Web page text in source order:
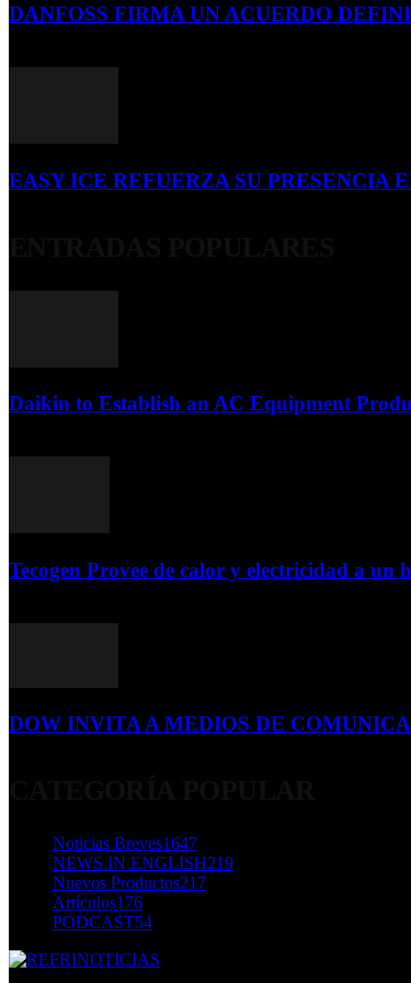
DANFOSS FIRMA UN ACUERDO
EASY ICE REFUERZA SU PRESENCIA
Daikin to Establish an AC Equipment
Tecogen Provee de calor y electricidad a un
DOW INVITA A MEDIOS DE
Noticias Breves1647
NEWS IN ENGLISH219
Nuevos Productos217
Artículos176
PODCAST54